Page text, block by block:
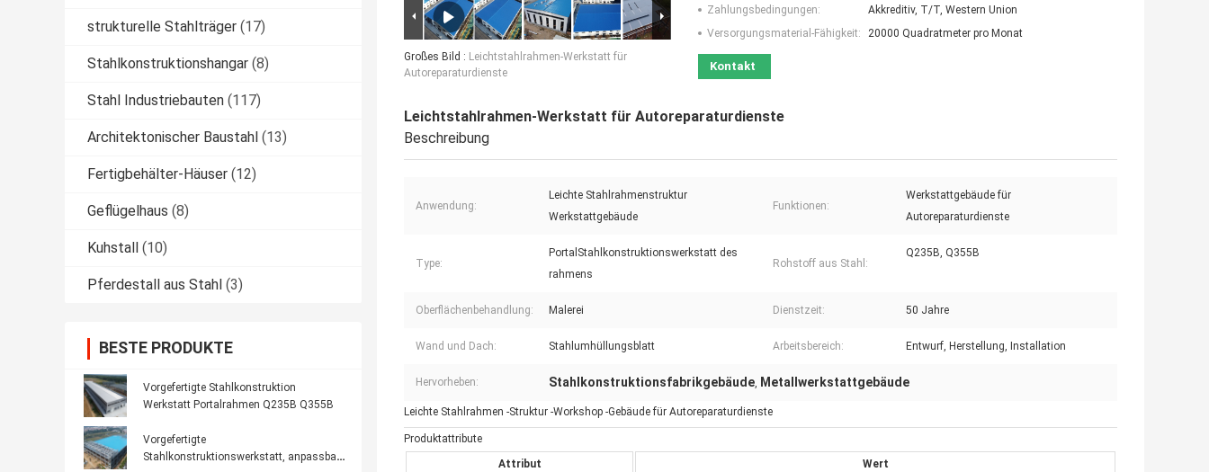
strukturelle Stahlträger (17)
Stahlkonstruktionshangar (8)
Stahl Industriebauten (117)
Architektonischer Baustahl (13)
Fertigbehälter-Häuser (12)
Geflügelhaus (8)
Kuhstall (10)
Pferdestall aus Stahl (3)
BESTE PRODUKTE
Vorgefertigte Stahlkonstruktion
Werkstatt Portalrahmen Q235B Q355B
Vorgefertigte
Stahlkonstruktionswerkstatt, anpassbar,
Großes Bild : Leichtstahlrahmen-Werkstatt für
Autoreparaturdienste
Zahlungsbedingungen:
Akkreditiv, T/T, Western Union
Versorgungsmaterial-Fähigkeit:
20000 Quadratmeter pro Monat
Kontakt
Leichtstahlrahmen-Werkstatt für Autoreparaturdienste
Beschreibung
Anwendung:
Leichte Stahlrahmenstruktur
Werkstattgebäude
Funktionen:
Werkstattgebäude für
Autoreparaturdienste
Type:
PortalStahlkonstruktionswerkstatt des
rahmens
Rohstoff aus Stahl:
Q235B, Q355B
Oberflächenbehandlung: Malerei Dienstzeit: 50 Jahre
Wand und Dach: Stahlumhüllungsblatt Arbeitsbereich: Entwurf, Herstellung, Installation
Hervorheben: Stahlkonstruktionsfabrikgebäude, Metallwerkstattgebäude
Leichte Stahlrahmen -Struktur -Workshop -Gebäude für Autoreparaturdienste
Produktattribute
Attribut
Wert